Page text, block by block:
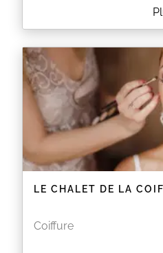
A PROPOS DE AUDREY
Audrey Esthétique vous
un large éventail de soins
être parmi lesquels
manucures et pédicures,
encore soins du visage.
EN
LE CHALET DE LA
Coiffure